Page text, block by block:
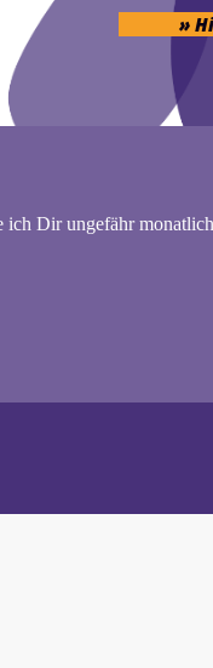
»
ich Dir ungefähr